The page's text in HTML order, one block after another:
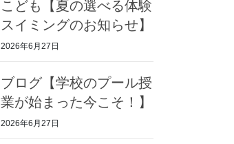
こども【夏の選べる体験
スイミングのお知らせ】
2026年6月27日
ブログ【学校のプール授
業が始まった今こそ！】
2026年6月27日